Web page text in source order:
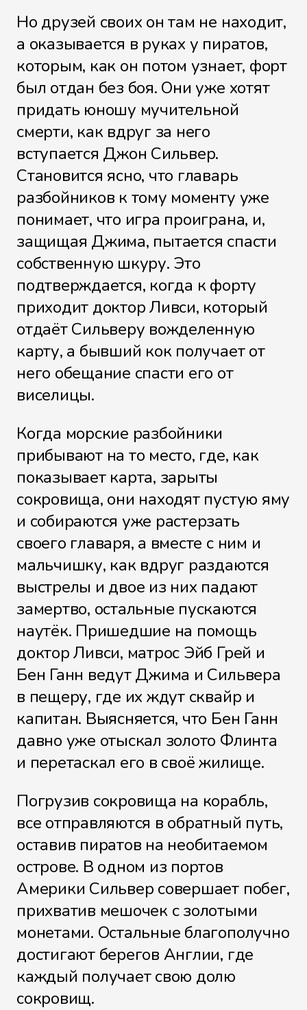
Но друзей своих он там не находит,
а оказывается в руках у пиратов,
которым, как он потом узнает, форт
был отдан без боя. Они уже хотят
придать юношу мучительной
смерти, как вдруг за него
вступается Джон Сильвер.
Становится ясно, что главарь
разбойников к тому моменту уже
понимает, что игра проиграна, и,
защищая Джима, пытается спасти
собственную шкуру. Это
подтверждается, когда к форту
приходит доктор Ливси, который
отдаёт Сильверу вожделенную
карту, а бывший кок получает от
него обещание спасти его от
виселицы.
Когда морские разбойники
прибывают на то место, где, как
показывает карта, зарыты
сокровища, они находят пустую яму
и собираются уже растерзать
своего главаря, а вместе с ним и
мальчишку, как вдруг раздаются
выстрелы и двое из них падают
замертво, остальные пускаются
наутёк. Пришедшие на помощь
доктор Ливси, матрос Эйб Грей и
Бен Ганн ведут Джима и Сильвера
в пещеру, где их ждут сквайр и
капитан. Выясняется, что Бен Ганн
давно уже отыскал золото Флинта
и перетаскал его в своё жилище.
Погрузив сокровища на корабль,
все отправляются в обратный путь,
оставив пиратов на необитаемом
острове. В одном из портов
Америки Сильвер совершает побег,
прихватив мешочек с золотыми
монетами. Остальные благополучно
достигают берегов Англии, где
каждый получает свою долю
сокровищ.